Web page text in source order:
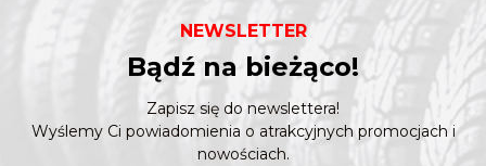
NEWSLETTER
Bądź na bieżąco!
Zapisz się do newslettera!
Wyślemy Ci powiadomienia o atrakcyjnych promocjach i
nowościach.